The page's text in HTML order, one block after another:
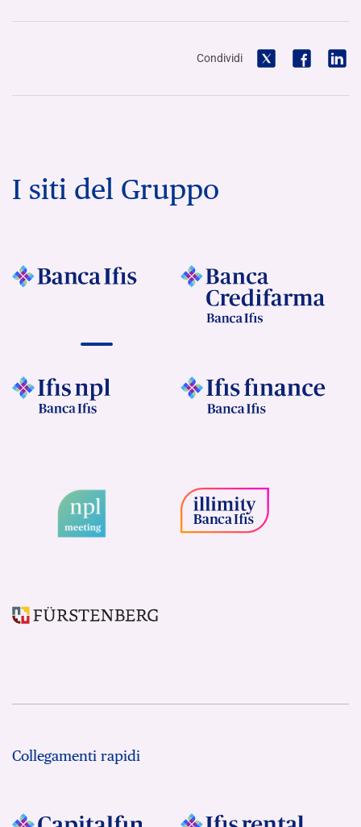
Condividi
I siti del Gruppo
Collegamenti rapidi